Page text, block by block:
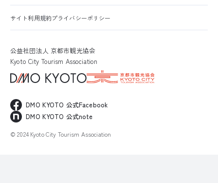
サイト利用規約プライバシーポリシー
公益社団法人 京都市観光協会
Kyoto City Tourism Association
DMO KYOTO 公式Facebook
DMO KYOTO 公式note
© 2024 Kyoto City Tourism Association